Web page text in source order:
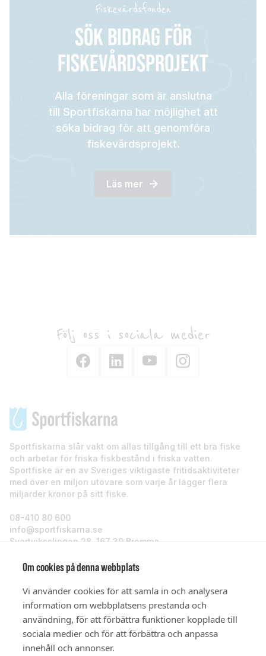
Om cookies på denna webbplats
Vi använder cookies för att samla in och analysera
information om webbplatsens prestanda och
användning, för att förbättra funktioner kopplade till
sociala medier och för att förbättra och anpassa
innehåll och annonser.
Fiskevårdsfonden
SÖK BIDRAG FÖR
FISKEVÅRDSPROJEKT
Alla föreningar som är anslutna
till Sportfiskarna har möjlighet att
söka bidrag för att genomföra
fiskevårdsprojekt.
Läs mer
Följ oss i sociala medier
Sportfiskarna slår vakt om allas tillgång till ett bra fiske
och arbetar för friska fiskbestånd i friska vatten.
Sportfiske är en av Sveriges viktigaste fritidsaktiviteter
med över en miljon utövare som varje år lägger flera
miljarder kronor på sitt fiske.
08-410 80 600
info@sportfiskarna.se
Svartviksslingan 28, 167 39 Bromma
Sportfiskarna
Om oss
Stöd oss